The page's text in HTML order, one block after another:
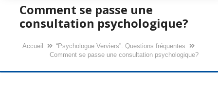
Comment se passe une
consultation psychologique?
Accueil
“Psychologue Verviers”: Questions fréquentes
Comment se passe une consultation psychologique?